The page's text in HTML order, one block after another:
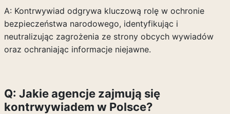
A: Kontrwywiad odgrywa kluczową rolę w ochronie
bezpieczeństwa narodowego, identyfikując i
neutralizując zagrożenia ze strony obcych wywiadów
oraz ochraniając informacje niejawne.
Q: Jakie agencje zajmują się
kontrwywiadem w Polsce?